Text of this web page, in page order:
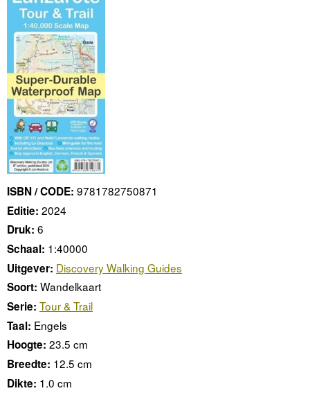
ISBN / CODE: 9781782750871
Editie: 2024
Druk: 6
Schaal: 1:40000
Uitgever: Discovery Walking Guides
Soort: Wandelkaart
Serie: Tour & Trail
Taal: Engels
Hoogte: 23.5 cm
Breedte: 12.5 cm
Dikte: 1.0 cm